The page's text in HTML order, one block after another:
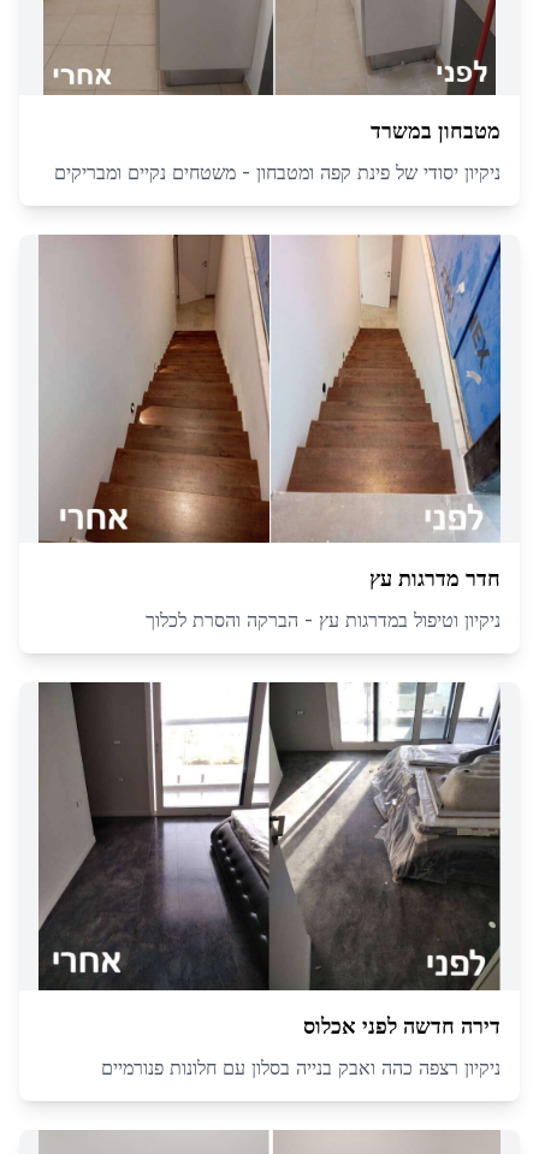
מטבחון במשרד
ניקיון יסודי של פינת קפה ומטבחון - משטחים נקיים ומבריקים
חדר מדרגות עץ
ניקיון וטיפול במדרגות עץ - הברקה והסרת לכלוך
דירה חדשה לפני אכלוס
ניקיון רצפה כהה ואבק בנייה בסלון עם חלונות פנורמיים